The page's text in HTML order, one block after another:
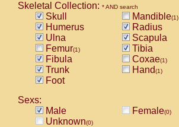
Skeletal Collection: * AND search
Skull Mandible(1)
Humerus
Radius
Ulna
Scapula
Femur(1)
Tibia
Fibula
Coxae(1)
Trunk Hand(1)
Foot
Sexs:
Male
Female(0)
Unknown(0)